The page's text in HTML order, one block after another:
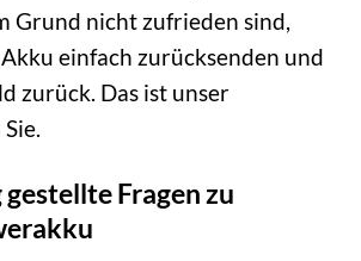
Grund nicht zufrieden sind,
einfach zurücksenden und
zurück. Das ist unser
gestellte Fragen zu